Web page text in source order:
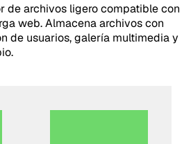
de archivos ligero compatible con
web. Almacena archivos con
de usuarios, galería multimedia y